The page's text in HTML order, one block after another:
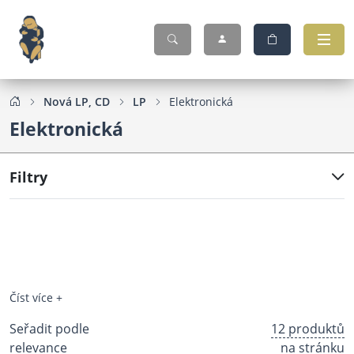
Nová LP, CD LP Elektronická
Elektronická
Filtry
Číst více +
Seřadit podle
relevance
12 produktů
na stránku